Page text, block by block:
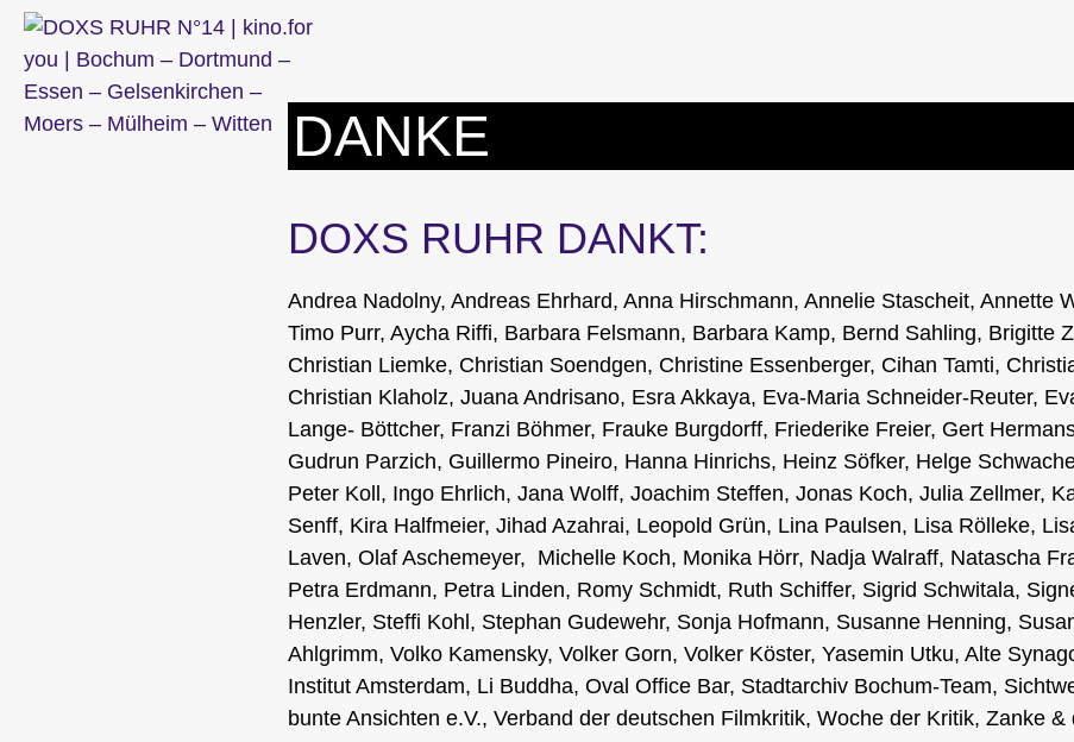
Zum
Inhalt
springen
DANKE
DOXS RUHR DANKT:
Andrea Nadolny, Andreas Ehrhard, Anna Hirschmann, Annelie Stascheit, Annette
Timo Purr, Aycha Riffi, Barbara Felsmann, Barbara Kamp, Bernd Sahling, Brigitte
Christian Liemke, Christian Soendgen, Christine Essenberger, Cihan Tamti,
Christian Klaholz, Juana Andrisano, Esra Akkaya, Eva-Maria Schneider-Reuter,
Lange- Böttcher, Franzi Böhmer, Frauke Burgdorff, Friederike Freier, Gert
Gudrun Parzich, Guillermo Pineiro, Hanna Hinrichs, Heinz Söfker, Helge
Peter Koll, Ingo Ehrlich, Jana Wolff, Joachim Steffen, Jonas Koch, Julia Zellmer,
Senff, Kira Halfmeier, Jihad Azahrai, Leopold Grün, Lina Paulsen, Lisa Rölleke,
Laven, Olaf Aschemeyer, Michelle Koch, Monika Hörr, Nadja Walraff, Natascha
Petra Erdmann, Petra Linden, Romy Schmidt, Ruth Schiffer, Sigrid Schwitala,
Henzler, Steffi Kohl, Stephan Gudewehr, Sonja Hofmann, Susanne Henning,
Ahlgrimm, Volko Kamensky, Volker Gorn, Volker Köster, Yasemin Utku, Alte
Institut Amsterdam, Li Buddha, Oval Office Bar, Stadtarchiv Bochum-Team,
bunte Ansichten e.V., Verband der deutschen Filmkritik, Woche der Kritik, Zanke